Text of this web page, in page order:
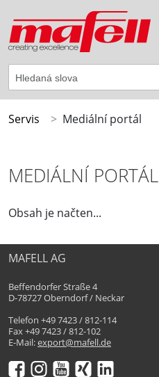
Servis Mediální portál
MEDIÁLNÍ PORTÁL
Obsah je načten...
MAFELL AG
Beffendorfer Straße 4
D-78727 Oberndorf / Neckar
Telefon +49 7423 / 812-114
Fax +49 7423 / 812-102
E-Mail:export@mafell.de